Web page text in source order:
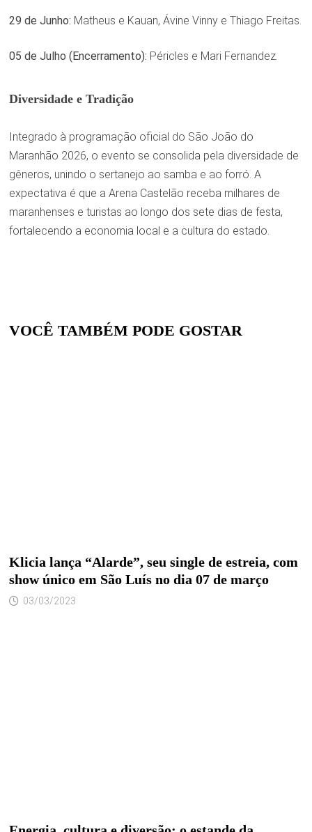
29 de Junho: Matheus e Kauan, Ávine Vinny e Thiago Freitas.
05 de Julho (Encerramento): Péricles e Mari Fernandez.
Diversidade e Tradição
Integrado à programação oficial do São João do
Maranhão 2026, o evento se consolida pela diversidade de
gêneros, unindo o sertanejo ao samba e ao forró. A
expectativa é que a Arena Castelão receba milhares de
maranhenses e turistas ao longo dos sete dias de festa,
fortalecendo a economia local e a cultura do estado.
VOCÊ TAMBÉM PODE GOSTAR
Klicia lança “Alarde”, seu single de estreia, com
show único em São Luís no dia 07 de março
03/03/2023